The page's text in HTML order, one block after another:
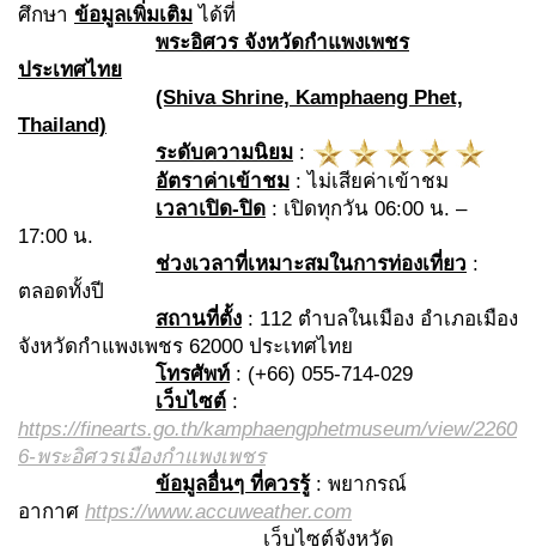
ศึกษา ข้อมูลเพิ่มเติม ได้ที่
พระอิศวร จังหวัดกำแพงเพชร
ประเทศไทย
(Shiva Shrine, Kamphaeng Phet,
Thailand)
ระดับความนิยม :
อัตราค่าเข้าชม : ไม่เสียค่าเข้าชม
เวลาเปิด-ปิด : เปิดทุกวัน 06:00 น. –
17:00 น.
ช่วงเวลาที่เหมาะสมในการท่องเที่ยว :
ตลอดทั้งปี
สถานที่ตั้ง : 112 ตำบลในเมือง อำเภอเมือง
จังหวัดกำแพงเพชร 62000 ประเทศไทย
โทรศัพท์ : (+66) 055-714-029
เว็บไซต์ :
https://finearts.go.th/kamphaengphetmuseum/view/2260
6-พระอิศวรเมืองกำแพงเพชร
ข้อมูลอื่นๆ ที่ควรรู้: พยากรณ์
อากาศ https://www.accuweather.com
เว็บไซต์จังหวัด